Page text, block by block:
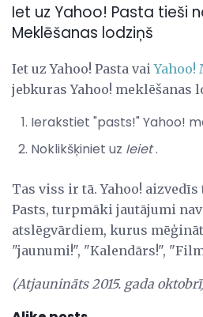
Iet uz Yahoo! Pasta tieši
Meklēšanas lodziņš
Iet uz Yahoo! Pasta vaiYahoo!
jebkuras Yahoo! meklēšanas
Ierakstiet "pasts!" Yahoo!
Noklikšķiniet uz Ieiet.
Tas viss ir tā. Yahoo! aizvedīs
Pasts, turpmāki jautājumi
atslēgvārdiem, kurus
"jaunumi!", "Kalendārs!",
(Atjaunināts 2015. gada